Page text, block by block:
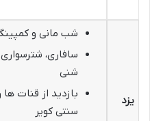
یزد
شب مانی و
سافاری،
شنی
بازدید از قنات
سنتی کویر